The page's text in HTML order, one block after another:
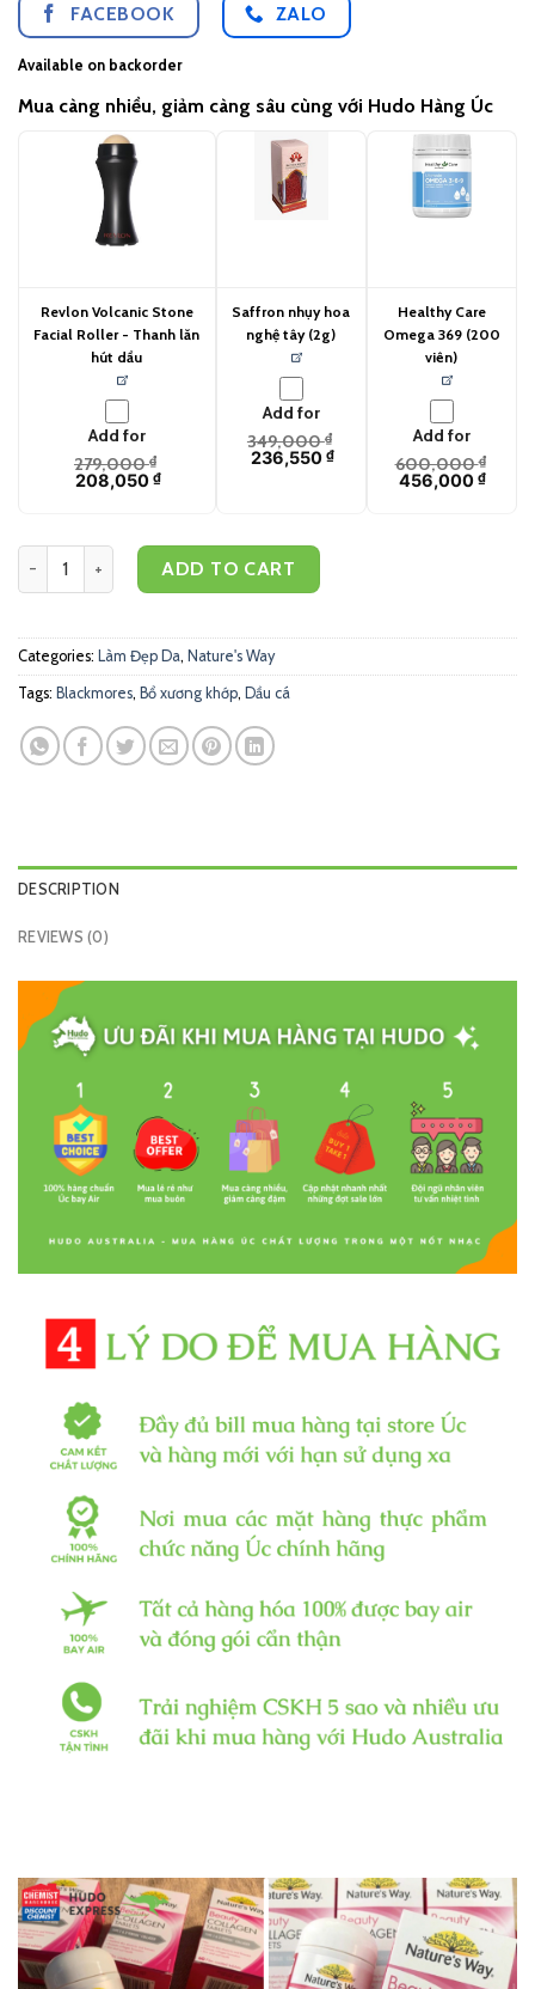
FACEBOOK ZALO
Available on backorder
Mua càng nhiều, giảm càng sâu cùng với Hudo Hàng Úc
Revlon Volcanic Stone
Facial Roller - Thanh lăn
hút dầu
Add for
279,000₫
208,050 ₫
Saffron nhụy hoa
nghệ tây (2g)
Add for
349,000₫
236,550 ₫
Healthy Care
Omega 369 (200
viên)
Add for
600,000₫
456,000₫
Nature's Way Collagen đẹp da, chống lão hoá (60 viên) quantity
ADD TO CART
Categories: Làm Đẹp Da, Nature's Way
Tags: Blackmores, Bổ xương khớp, Dầu cá
DESCRIPTION
REVIEWS (0)